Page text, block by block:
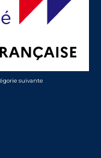
suivante